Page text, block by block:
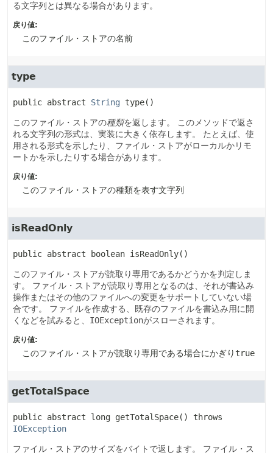
る文字列とは異なる場合があります。
戻り値:
このファイル・ストアの名前
type
public abstract String type()
このファイル・ストアの種類を返します。
このメソッドで返さ
れる文字列の形式は、実装に大きく依存します。
たとえば、使
用される形式を示したり、ファイル・ストアがローカルかリモ
ートかを示したりする場合があります。
戻り値:
このファイル・ストアの種類を表す文字列
isReadOnly
public abstract boolean isReadOnly()
このファイル・ストアが読取り専用であるかどうかを判定しま
す。
ファイル・ストアが読取り専用となるのは、それが書込み
操作またはその他のファイルへの変更をサポートしていない場
合です。
ファイルを作成する、既存のファイルを書込み用に開
くなどを試みると、 IOExceptionがスローされます。
戻り値:
このファイル・ストアが読取り専用である場合にかぎり true
getTotalSpace
public abstract long getTotalSpace() throws
IOException
ファイル・ストアのサイズをバイトで返します。 ファイル・ス